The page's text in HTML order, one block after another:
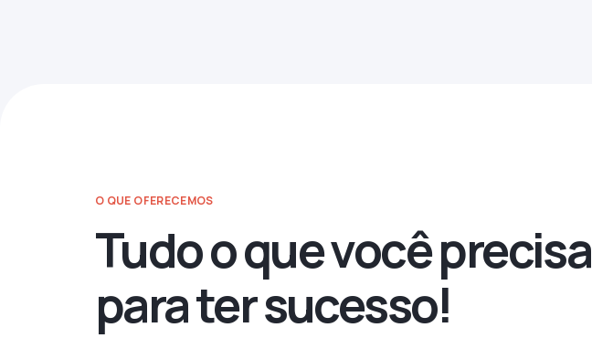
O QUE OFERECEMOS
Tudo o que você precisa
para ter sucesso!